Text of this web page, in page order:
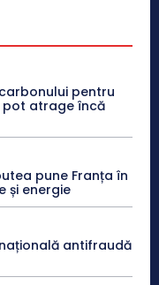
pentru
pot atrage încă
pune Franța în
și energie
antifraudă